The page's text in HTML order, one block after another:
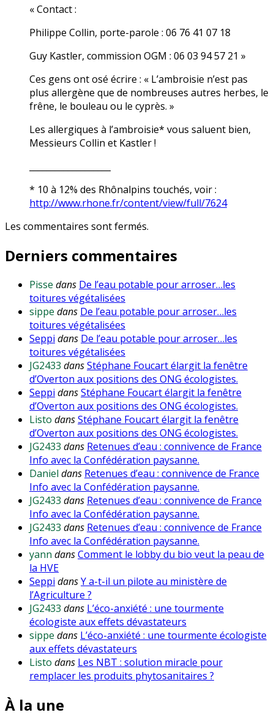
« Contact :
Philippe Collin, porte-parole : 06 76 41 07 18
Guy Kastler, commission OGM : 06 03 94 57 21 »
Ces gens ont osé écrire : « L’ambroisie n’est pas
plus allergène que de nombreuses autres herbes, le
frêne, le bouleau ou le cyprès. »
Les allergiques à l’ambroisie* vous saluent bien,
Messieurs Collin et Kastler !
* 10 à 12% des Rhônalpins touchés, voir :
http://www.rhone.fr/content/view/full/7624
Les commentaires sont fermés.
Derniers commentaires
Pisse dans De l’eau potable pour arroser…les
toitures végétalisées
sippe dans De l’eau potable pour arroser…les
toitures végétalisées
Seppi dans De l’eau potable pour arroser…les
toitures végétalisées
JG2433 dansStéphane Foucart élargit la fenêtre
d’Overton aux positions des ONG écologistes.
Seppi dansStéphane Foucart élargit la fenêtre
d’Overton aux positions des ONG écologistes.
Listo dansStéphane Foucart élargit la fenêtre
d’Overton aux positions des ONG écologistes.
JG2433 dans Retenues d’eau : connivence de France
Info avec la Confédération paysanne.
Daniel dans Retenues d’eau : connivence de France
Info avec la Confédération paysanne.
JG2433 dans Retenues d’eau : connivence de France
Info avec la Confédération paysanne.
JG2433 dans Retenues d’eau : connivence de France
Info avec la Confédération paysanne.
yann dansComment le lobby du bio veut la peau de
la HVE
Seppi dansY a-t-il un pilote au ministère de
l’Agriculture ?
JG2433 dans L’éco-anxiété : une tourmente
écologiste aux effets dévastateurs
sippe dans L’éco-anxiété : une tourmente écologiste
aux effets dévastateurs
Listo dans Les NBT : solution miracle pour
remplacer les produits phytosanitaires ?
À la une